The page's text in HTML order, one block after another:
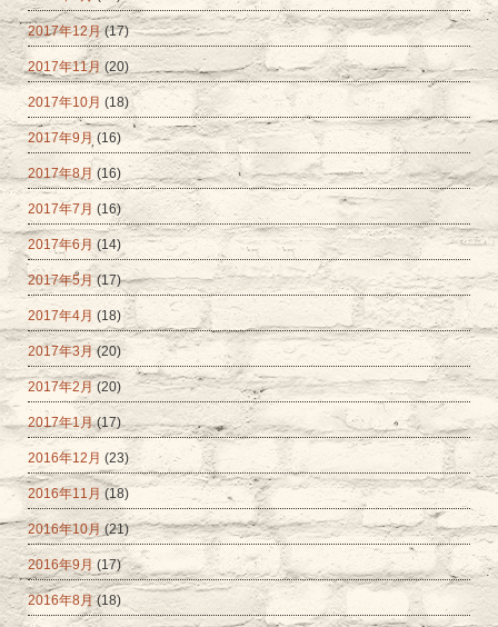
2017年12月(17)
2017年11月 (20)
2017年10月 (18)
2017年9月 (16)
2017年8月 (16)
2017年7月 (16)
2017年6月 (14)
2017年5月(17)
2017年4月 (18)
2017年3月 (20)
2017年2月 (20)
2017年1月(17)
2016年12月 (23)
2016年11月 (18)
2016年10月 (21)
2016年9月 (17)
2016年8月(18)